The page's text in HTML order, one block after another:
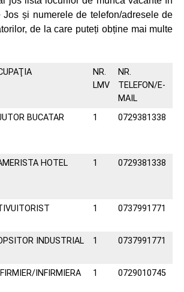
Jos și numerele de telefon/adresele de
de la care puteți obține mai multe
NR.
LMV
NR.
TELEFON/E-
MAIL
BUCATAR 1 0729381338
HOTEL 1 0729381338
1 0737991771
INDUSTRIAL 1 0737991771
INFIRMIERA 1 0729010745